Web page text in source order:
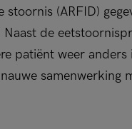
stoornis (ARFID)
Naast de
patiënt weer
samenwerking